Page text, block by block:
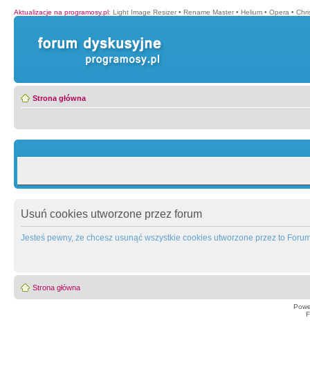
Aktualizacje na programosy.pl: Light Image Resizer • Rename Master • Helium • Opera •
Strona główna
Usuń cookies utworzone przez forum
Jesteś pewny, że chcesz usunąć wszystkie cookies utworzone przez to
Strona główna